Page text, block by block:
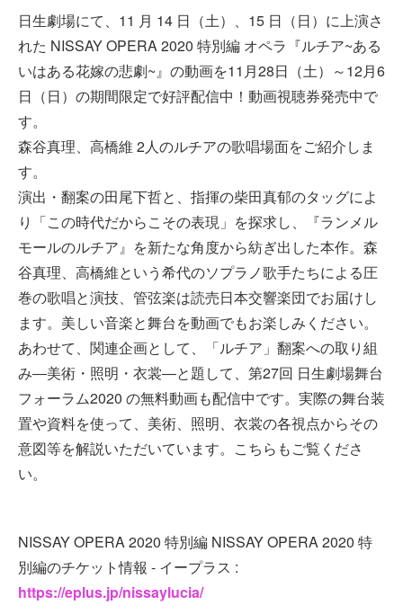
日生劇場にて、11 月 14 日（土）、15 日（日）に上演さ
れた NISSAY OPERA 2020 特別編 オペラ『ルチア~ある
いはある花嫁の悲劇~』の動画を11月28日（土）～12月6
日（日）の期間限定で好評配信中！動画視聴券発売中で
す。
森谷真理、高橋維 2人のルチアの歌唱場面をご紹介しま
す。
演出・翻案の田尾下哲と、指揮の柴田真郁のタッグによ
り「この時代だからこその表現」を探求し、『ランメル
モールのルチア』を新たな角度から紡ぎ出した本作。森
谷真理、高橋維という希代のソプラノ歌手たちによる圧
巻の歌唱と演技、管弦楽は読売日本交響楽団でお届けし
ます。美しい音楽と舞台を動画でもお楽しみください。
あわせて、関連企画として、「ルチア」翻案への取り組
み―美術・照明・衣裳―と題して、第27回 日生劇場舞台
フォーラム2020 の無料動画も配信中です。実際の舞台装
置や資料を使って、美術、照明、衣裳の各視点からその
意図等を解説いただいています。こちらもご覧くださ
い。
NISSAY OPERA 2020 特別編 NISSAY OPERA 2020 特
別編のチケット情報 - イープラス :
https://eplus.jp/nissaylucia/